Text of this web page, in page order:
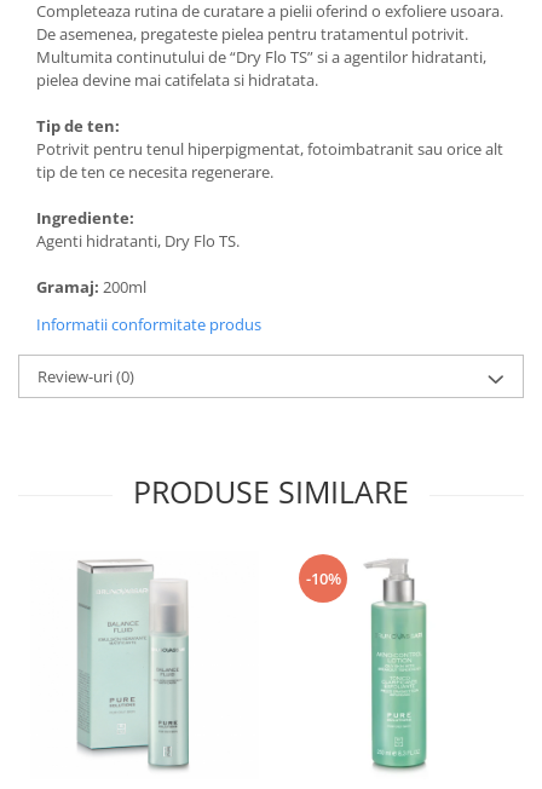
Completeaza rutina de curatare a pielii oferind o exfoliere usoara.
De asemenea, pregateste pielea pentru tratamentul potrivit.
Multumita continutului de “Dry Flo TS” si a agentilor hidratanti,
pielea devine mai catifelata si hidratata.
Tip de ten:
Potrivit pentru tenul hiperpigmentat, fotoimbatranit sau orice alt
tip de ten ce necesita regenerare.
Ingrediente:
Agenti hidratanti, Dry Flo TS.
Gramaj: 200ml
Informatii conformitate produs
Review-uri(0)
PRODUSE SIMILARE
-10%